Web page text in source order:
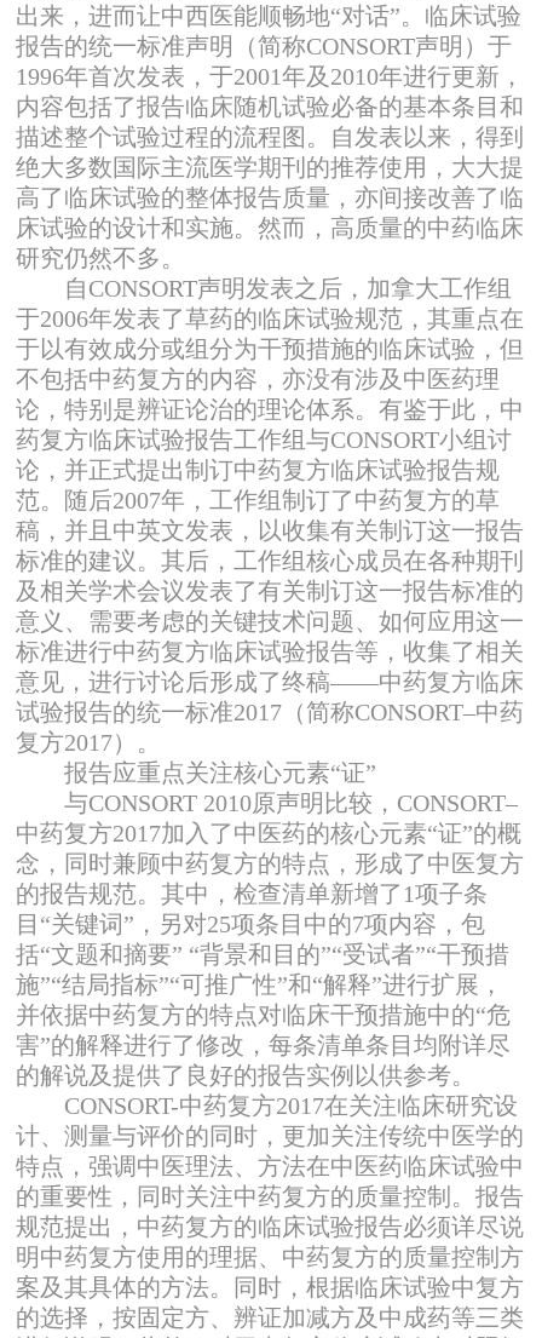
出来，进而让中西医能顺畅地“对话”。临床试验
报告的统一标准声明（简称CONSORT声明）于
1996年首次发表，于2001年及2010年进行更新，
内容包括了报告临床随机试验必备的基本条目和
描述整个试验过程的流程图。自发表以来，得到
绝大多数国际主流医学期刊的推荐使用，大大提
高了临床试验的整体报告质量，亦间接改善了临
床试验的设计和实施。然而，高质量的中药临床
研究仍然不多。
自CONSORT声明发表之后，加拿大工作组
于2006年发表了草药的临床试验规范，其重点在
于以有效成分或组分为干预措施的临床试验，但
不包括中药复方的内容，亦没有涉及中医药理
论，特别是辨证论治的理论体系。有鉴于此，中
药复方临床试验报告工作组与CONSORT小组讨
论，并正式提出制订中药复方临床试验报告规
范。随后2007年，工作组制订了中药复方的草
稿，并且中英文发表，以收集有关制订这一报告
标准的建议。其后，工作组核心成员在各种期刊
及相关学术会议发表了有关制订这一报告标准的
意义、需要考虑的关键技术问题、如何应用这一
标准进行中药复方临床试验报告等，收集了相关
意见，进行讨论后形成了终稿——中药复方临床
试验报告的统一标准2017（简称CONSORT–中药
复方2017）。
报告应重点关注核心元素“证”
与CONSORT 2010原声明比较，CONSORT–
中药复方2017加入了中医药的核心元素“证”的概
念，同时兼顾中药复方的特点，形成了中医复方
的报告规范。其中，检查清单新增了1项子条
目“关键词”，另对25项条目中的7项内容，包
括“文题和摘要” “背景和目的”“受试者”“干预措
施”“结局指标”“可推广性”和“解释”进行扩展，
并依据中药复方的特点对临床干预措施中的“危
害”的解释进行了修改，每条清单条目均附详尽
的解说及提供了良好的报告实例以供参考。
CONSORT-中药复方2017在关注临床研究设
计、测量与评价的同时，更加关注传统中医学的
特点，强调中医理法、方法在中医药临床试验中
的重要性，同时关注中药复方的质量控制。报告
规范提出，中药复方的临床试验报告必须详尽说
明中药复方使用的理据、中药复方的质量控制方
案及其具体的方法。同时，根据临床试验中复方
的选择，按固定方、辨证加减方及中成药等三类